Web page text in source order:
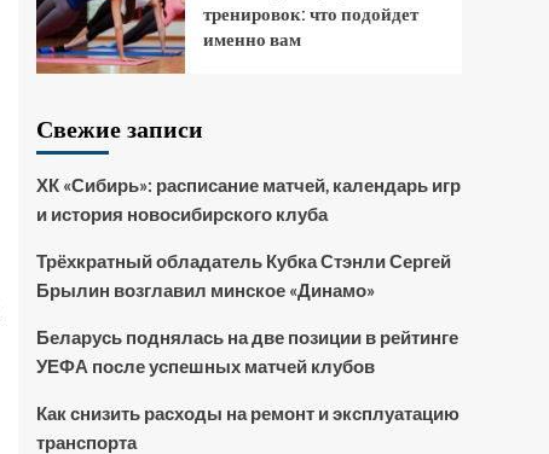
тренировок: что подойдет
именно вам
Свежие записи
ХК «Сибирь»: расписание матчей, календарь игр
и история новосибирского клуба
Трёхкратный обладатель Кубка Стэнли Сергей
Брылин возглавил минское «Динамо»
Беларусь поднялась на две позиции в рейтинге
УЕФА после успешных матчей клубов
Как снизить расходы на ремонт и эксплуатацию
транспорта